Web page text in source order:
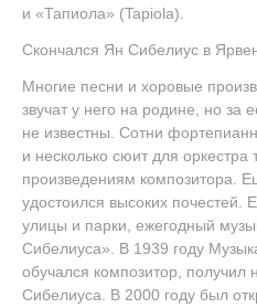
и «Тапиола» (Tapiola).
Скончался Ян Сибелиус в
Многие песни и хоровые
звучат у него на родине, но за
не известны. Сотни
и несколько сюит для
произведениям композитора.
удостоился высоких почестей.
улицы и парки, ежегодный
Сибелиуса». В 1939 году
обучался композитор,
Сибелиуса. В 2000 году был